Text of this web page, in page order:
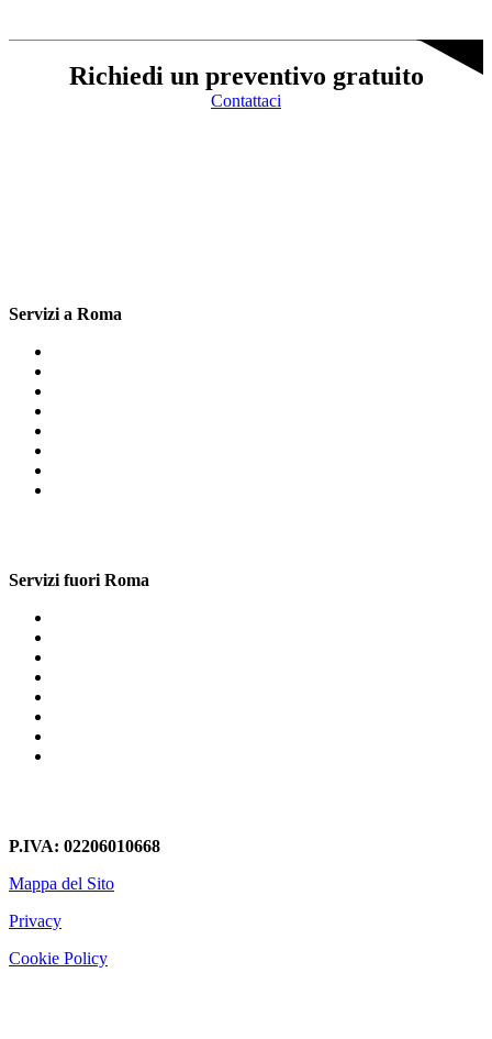
Richiedi un preventivo gratuito
Contattaci
Servizi a Roma
Servizi fuori Roma
P.IVA: 02206010668
Mappa del Sito
Privacy
Cookie Policy